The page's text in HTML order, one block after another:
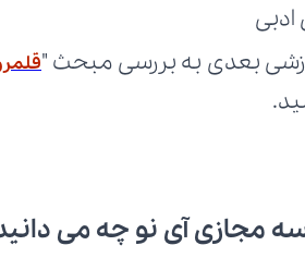
ادبی
بعدی به بررسی مبحث "
مجازی آی نو چه می‌